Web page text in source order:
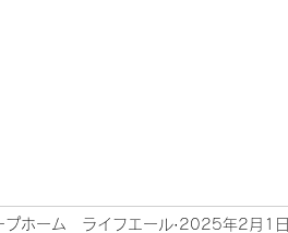
プホーム ライフエール 2025年2月1日